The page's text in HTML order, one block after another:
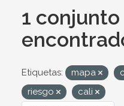
1
Etiquetas: mapa
riesgo
cali